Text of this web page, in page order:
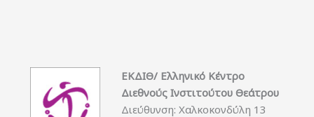
ΕΚΔΙΘ/ Ελληνικό Κέντρο
Διεθνούς Ινστιτούτου Θεάτρου
Διεύθυνση: Χαλκοκονδύλη 13